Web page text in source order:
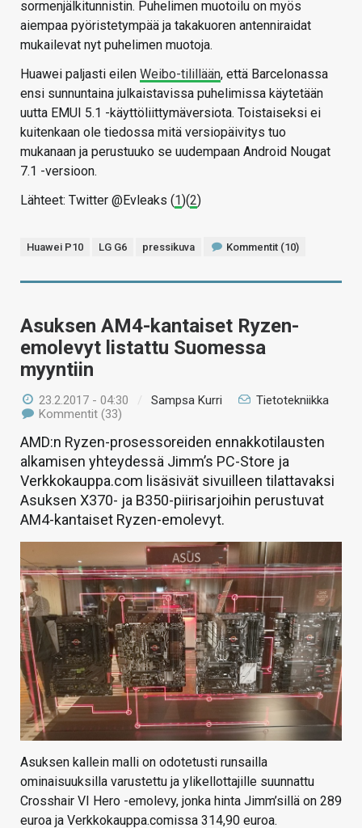
sormenjälkitunnistin. Puhelimen muotoilu on myös
aiempaa pyöristetympää ja takakuoren antenniraidat
mukailevat nyt puhelimen muotoja.
Huawei paljasti eilen Weibo-tilillään, että Barcelonassa
ensi sunnuntaina julkaistavissa puhelimissa käytetään
uutta EMUI 5.1 -käyttöliittymäversiota. Toistaiseksi ei
kuitenkaan ole tiedossa mitä versiopäivitys tuo
mukanaan ja perustuuko se uudempaan Android Nougat
7.1 -versioon.
Lähteet: Twitter @Evleaks (1)(2)
Huawei P10 LG G6 pressikuva Kommentit (10)
Asuksen AM4-kantaiset Ryzen-
emolevyt listattu Suomessa
myyntiin
23.2.2017 - 04:30 / Sampsa Kurri
Tietotekniikka
Kommentit (33)
AMD:n Ryzen-prosessoreiden ennakkotilausten
alkamisen yhteydessä Jimm’s PC-Store ja
Verkkokauppa.com lisäsivät sivuilleen tilattavaksi
Asuksen X370- ja B350-piirisarjoihin perustuvat
AM4-kantaiset Ryzen-emolevyt.
Asuksen kallein malli on odotetusti runsailla
ominaisuuksilla varustettu ja ylikellottajille suunnattu
Crosshair VI Hero -emolevy, jonka hinta Jimm’sillä on 289
euroa ja Verkkokauppa.comissa 314,90 euroa.